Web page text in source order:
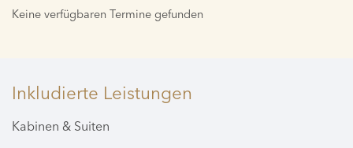
Keine verfügbaren Termine gefunden
Inkludierte Leistungen
Kabinen & Suiten